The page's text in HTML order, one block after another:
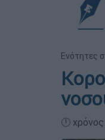
Ενότητες
🕛